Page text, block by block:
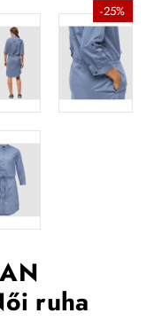
-25%
ruha